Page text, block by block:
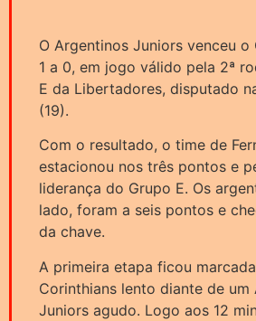
O Argentinos Juniors venceu
1 a 0, em jogo válido pela 2ª
E da Libertadores, disputado
(19).
Com o resultado, o time de
estacionou nos três pontos e
liderança do Grupo E. Os
lado, foram a seis pontos e
da chave.
A primeira etapa ficou
Corinthians lento diante de um
Juniors agudo. Logo aos 12